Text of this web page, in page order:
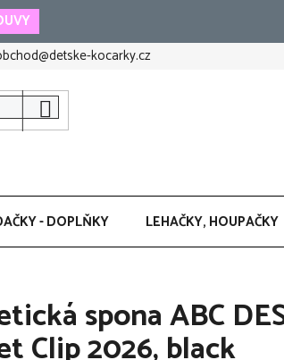
kocarky.cz
- DOPLŇKY LEHAČKY, HOUPAČKY
spona ABC
Clip 2026, black